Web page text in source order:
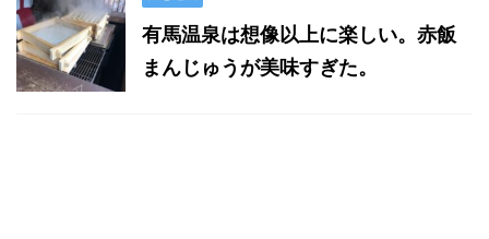
有馬温泉は想像以上に楽しい。赤飯
まんじゅうが美味すぎた。